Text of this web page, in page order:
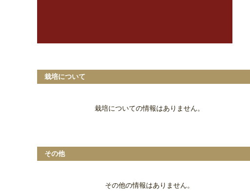
栽培について
栽培についての情報はありません。
その他
その他の情報はありません。